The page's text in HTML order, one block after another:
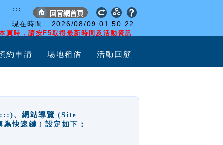
現在時間 : 2026/08/09 01:50:23
頁時，請按F5取得最新時間及活動資訊
:::
約申請 場地租借 活動回顧
、網站導覽 (Site
快速鍵﹞設定如下：